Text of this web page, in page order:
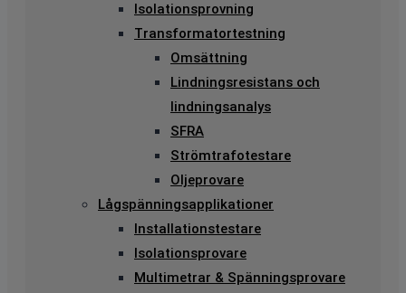
Isolationsprovning
Transformatortestning
Omsättning
Lindningsresistans och
lindningsanalys
SFRA
Strömtrafotestare
Oljeprovare
Lågspänningsapplikationer
Installationstestare
Isolationsprovare
Multimetrar & Spänningsprovare